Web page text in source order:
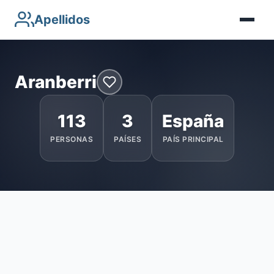
Apellidos
Aranberri
113
PERSONAS
3
PAÍSES
España
PAÍS PRINCIPAL